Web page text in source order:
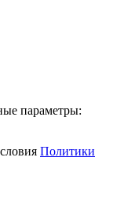
параметры:
Политики